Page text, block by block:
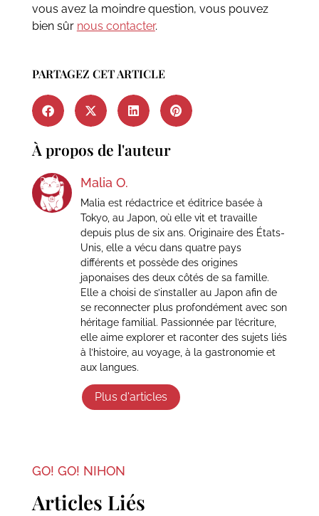
vous avez la moindre question, vous pouvez
bien sûr nous contacter.
PARTAGEZ CET ARTICLE
À propos de l'auteur
Malia O.
Malia est rédactrice et éditrice basée à
Tokyo, au Japon, où elle vit et travaille
depuis plus de six ans. Originaire des États-
Unis, elle a vécu dans quatre pays
différents et possède des origines
japonaises des deux côtés de sa famille.
Elle a choisi de s’installer au Japon afin de
se reconnecter plus profondément avec son
héritage familial. Passionnée par l’écriture,
elle aime explorer et raconter des sujets liés
à l’histoire, au voyage, à la gastronomie et
aux langues.
Plus d'articles
GO! GO! NIHON
Articles Liés